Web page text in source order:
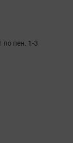
пен. 1-3